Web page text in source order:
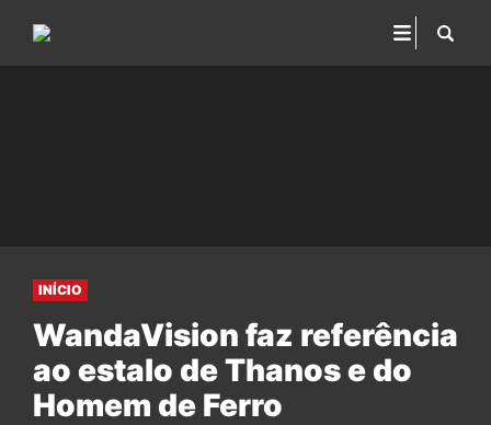
INÍCIO
WandaVision faz referência
ao estalo de Thanos e do
Homem de Ferro